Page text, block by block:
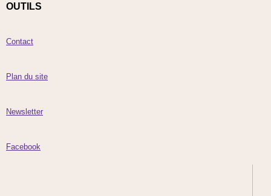
OUTILS
Contact
Plan du site
Newsletter
Facebook